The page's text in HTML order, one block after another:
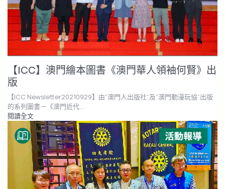
【ICC】澳門繪本圖書《澳門華人領袖何賢》出
版
【ICC Newsletter20210929】由“澳門人出版社”及“澳門動漫玩協”出版
的系列圖書－《澳門近代…
閱讀全文